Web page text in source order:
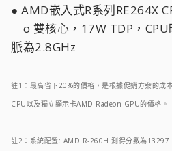
● AMD嵌入式R系列RE264X
o 雙核心，17W TDP，
脈為2.8GHz
註1：最高省下20%的價格，是根據促銷方案的成
CPU以及獨立顯示卡AMD Radeon GPU的價格。
註2：系統配置: AMD R-260H 測得分數為